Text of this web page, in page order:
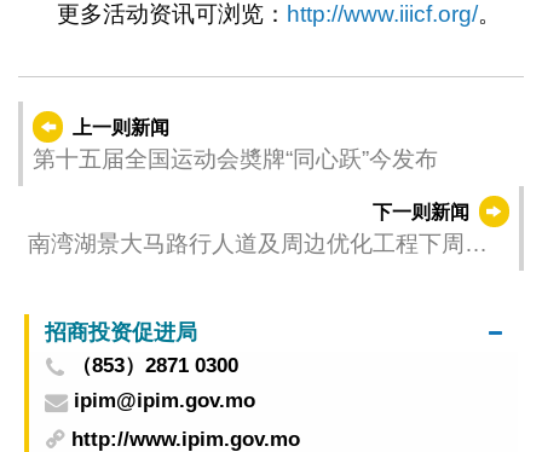
更多活动资讯可浏览： http://www.iiicf.org/。
上一则新闻
第十五届全国运动会奬牌“同心跃”今发布
下一则新闻
南湾湖景大马路行人道及周边优化工程下周一
招商投资促进局
（853）2871 0300
ipim@ipim.gov.mo
http://www.ipim.gov.mo